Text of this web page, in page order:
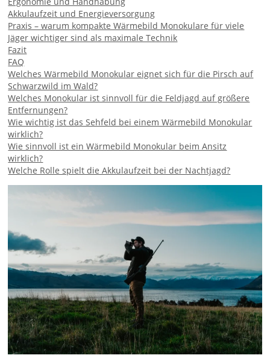
Akkulaufzeit und Energieversorgung
Praxis – warum kompakte Wärmebild Monokulare für viele
Jäger wichtiger sind als maximale Technik
Fazit
FAQ
Welches Wärmebild Monokular eignet sich für die Pirsch auf
Schwarzwild im Wald?
Welches Monokular ist sinnvoll für die Feldjagd auf größere
Entfernungen?
Wie wichtig ist das Sehfeld bei einem Wärmebild Monokular
wirklich?
Wie sinnvoll ist ein Wärmebild Monokular beim Ansitz
wirklich?
Welche Rolle spielt die Akkulaufzeit bei der Nachtjagd?